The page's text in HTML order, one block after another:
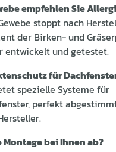
empfehlen Sie
stoppt nach
der Birken- und
entwickelt und getestet.
für
spezielle Systeme für
perfekt
bei Ihnen ab?